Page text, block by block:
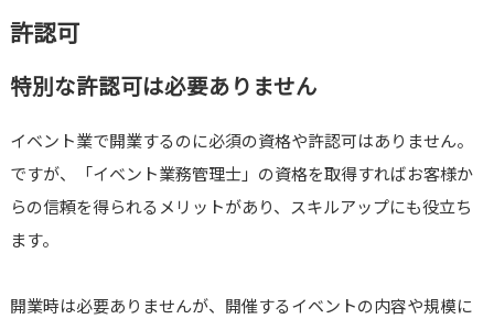
許認可
特別な許認可は必要ありません
イベント業で開業するのに必須の資格や許認可はありません。
ですが、「イベント業務管理士」の資格を取得すればお客様か
らの信頼を得られるメリットがあり、スキルアップにも役立ち
ます。
開業時は必要ありませんが、開催するイベントの内容や規模に